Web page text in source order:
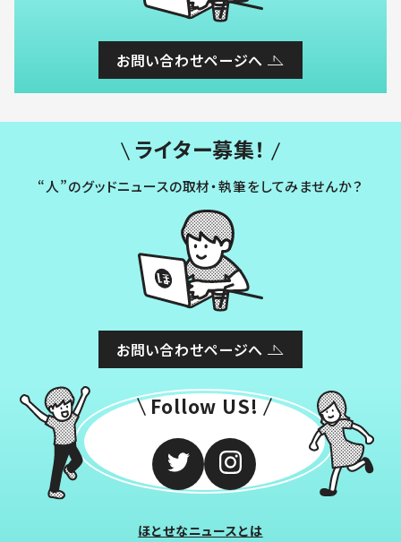
お問い合わせページへ
ライター募集！
“人”のグッドニュースの取材・執筆をしてみませんか？
お問い合わせページへ
Follow US!
ほとせなニュースとは